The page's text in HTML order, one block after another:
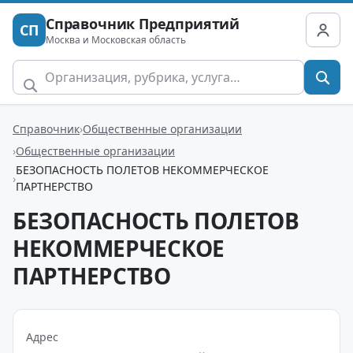
СП Справочник Предприятий
Москва и Московская область
Справочник Общественные организации
Общественные организации
БЕЗОПАСНОСТЬ ПОЛЕТОВ НЕКОММЕРЧЕСКОЕ
ПАРТНЕРСТВО
БЕЗОПАСНОСТЬ ПОЛЕТОВ
НЕКОММЕРЧЕСКОЕ
ПАРТНЕРСТВО
Адрес